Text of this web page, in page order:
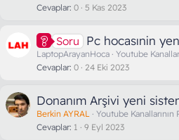
Cevaplar 0 5 Kas 2023
Soru Pc hocasınin
LaptopArayanHoca Youtube
Cevaplar 0 24 Eki 2023
Donanım Arşivi yeni
Berkin AYRAL Youtube Kanallarının
Cevaplar 1 9 Eyl 2023